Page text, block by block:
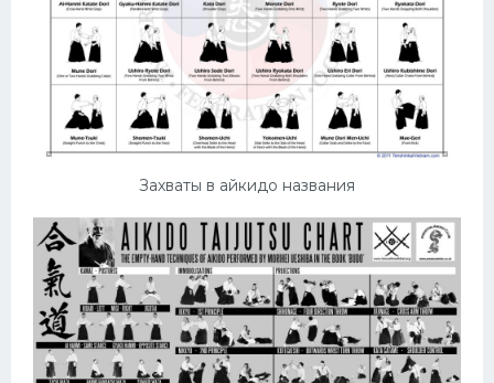
Захваты в айкидо названия